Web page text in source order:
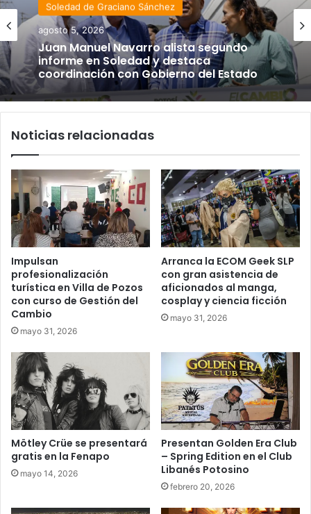
Soledad de Graciano Sánchez
agosto 5, 2026
Juan Manuel Navarro alista segundo
informe en Soledad y destaca
coordinación con Gobierno del Estado
Noticias relacionadas
Impulsan
profesionalización
turística en Villa de Pozos
con curso de Gestión del
Cambio
mayo 31, 2026
Arranca la ECOM Geek SLP
con gran asistencia de
aficionados al manga,
cosplay y ciencia ficción
mayo 31, 2026
Mötley Crüe se presentará
gratis en la Fenapo
mayo 14, 2026
Presentan Golden Era Club
– Spring Edition en el Club
Libanés Potosino
febrero 20, 2026